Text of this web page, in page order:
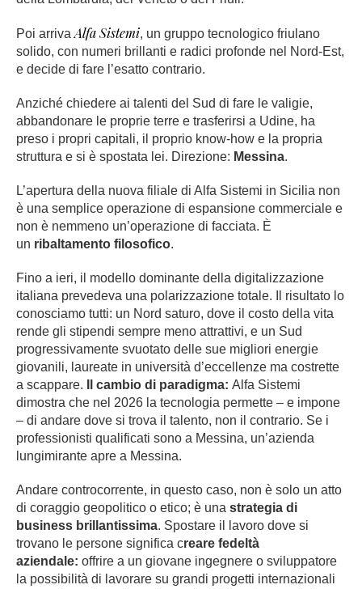
Poi arriva Alfa Sistemi, un gruppo tecnologico friulano
solido, con numeri brillanti e radici profonde nel Nord-Est,
e decide di fare l’esatto contrario.
Anziché chiedere ai talenti del Sud di fare le valigie,
abbandonare le proprie terre e trasferirsi a Udine, ha
preso i propri capitali, il proprio know-how e la propria
struttura e si è spostata lei. Direzione: Messina.
L’apertura della nuova filiale di Alfa Sistemi in Sicilia non
è una semplice operazione di espansione commerciale e
non è nemmeno un’operazione di facciata. È
un ribaltamento filosofico.
Fino a ieri, il modello dominante della digitalizzazione
italiana prevedeva una polarizzazione totale. Il risultato lo
conosciamo tutti: un Nord saturo, dove il costo della vita
rende gli stipendi sempre meno attrattivi, e un Sud
progressivamente svuotato delle sue migliori energie
giovanili, laureate in università d’eccellenze ma costrette
a scappare.
Il cambio di paradigma: Alfa Sistemi
dimostra che nel 2026 la tecnologia permette – e impone
– di andare dove si trova il talento, non il contrario. Se i
professionisti qualificati sono a Messina, un’azienda
lungimirante apre a Messina.
Andare controcorrente, in questo caso, non è solo un atto
di coraggio geopolitico o etico; è una strategia di
business brillantissima. Spostare il lavoro dove si
trovano le persone significa creare fedeltà
aziendale: offrire a un giovane ingegnere o sviluppatore
la possibilità di lavorare su grandi progetti internazionali